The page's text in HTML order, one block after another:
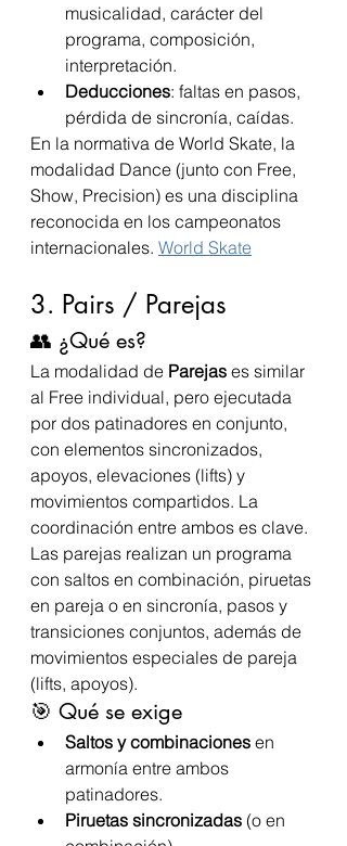
musicalidad, carácter del
programa, composición,
interpretación.
Deducciones: faltas en pasos,
pérdida de sincronía, caídas.
En la normativa de World Skate, la
modalidad Dance (junto con Free,
Show, Precision) es una disciplina
reconocida en los campeonatos
internacionales. World Skate
3. Pairs / Parejas
👥 ¿Qué es?
La modalidad de Parejas es similar
al Free individual, pero ejecutada
por dos patinadores en conjunto,
con elementos sincronizados,
apoyos, elevaciones (lifts) y
movimientos compartidos. La
coordinación entre ambos es clave.
Las parejas realizan un programa
con saltos en combinación, piruetas
en pareja o en sincronía, pasos y
transiciones conjuntos, además de
movimientos especiales de pareja
(lifts, apoyos).
🎯 Qué se exige
Saltos y combinaciones en
armonía entre ambos
patinadores.
Piruetas sincronizadas (o en